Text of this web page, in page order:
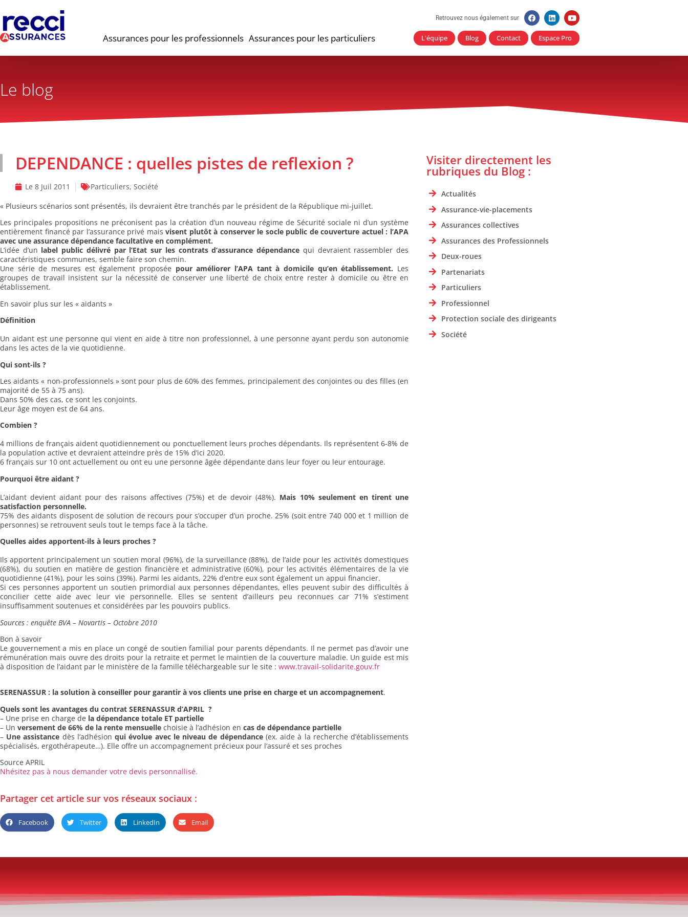
Assurances pour les professionnels Assurances pour les particuliers
Retrouvez nous également sur
L'équipe Blog Contact Espace Pro
Le blog
DEPENDANCE : quelles pistes de reflexion ?
Le 8 Juil 2011 Particuliers, Société
« Plusieurs scénarios sont présentés, ils devraient être tranchés par le président de la République mi-juillet.
Les principales propositions ne préconisent pas la création d’un nouveau régime de Sécurité sociale ni d’un système
entièrement financé par l’assurance privé maisvisent plutôt à conserver le socle public de couverture actuel : l’APA
avec une assurance dépendance facultative en complément.
L’idée d’un label public délivré par l’Etat sur les contrats d’assurance dépendance qui devraient rassembler des
caractéristiques communes, semble faire son chemin.
Une série de mesures est également proposée pour améliorer l’APA tant à domicile qu’en établissement. Les
groupes de travail insistent sur la nécessité de conserver une liberté de choix entre rester à domicile ou être en
établissement.
En savoir plus sur les « aidants »
Définition
Un aidant est une personne qui vient en aide à titre non professionnel, à une personne ayant perdu son autonomie
dans les actes de la vie quotidienne.
Qui sont-ils ?
Les aidants « non-professionnels » sont pour plus de 60% des femmes, principalement des conjointes ou des filles (en
majorité de 55 à 75 ans).
Dans 50% des cas, ce sont les conjoints.
Leur âge moyen est de 64 ans.
Combien ?
4 millions de français aident quotidiennement ou ponctuellement leurs proches dépendants. Ils représentent 6-8% de
la population active et devraient atteindre près de 15% d’ici 2020.
6 français sur 10 ont actuellement ou ont eu une personne âgée dépendante dans leur foyer ou leur entourage.
Pourquoi être aidant ?
L’aidant devient aidant pour des raisons affectives (75%) et de devoir (48%). Mais 10% seulement en tirent une
satisfaction personnelle.
75% des aidants disposent de solution de recours pour s’occuper d’un proche. 25% (soit entre 740 000 et 1 million de
personnes) se retrouvent seuls tout le temps face à la tâche.
Quelles aides apportent-ils à leurs proches ?
Ils apportent principalement un soutien moral (96%), de la surveillance (88%), de l’aide pour les activités domestiques
(68%), du soutien en matière de gestion financière et administrative (60%), pour les activités élémentaires de la vie
quotidienne (41%), pour les soins (39%). Parmi les aidants, 22% d’entre eux sont également un appui financier.
Si ces personnes apportent un soutien primordial aux personnes dépendantes, elles peuvent subir des difficultés à
concilier cette aide avec leur vie personnelle. Elles se sentent d’ailleurs peu reconnues car 71% s’estiment
insuffisamment soutenues et considérées par les pouvoirs publics.
Sources : enquête BVA – Novartis – Octobre 2010
Bon à savoir
Le gouvernement a mis en place un congé de soutien familial pour parents dépendants. Il ne permet pas d’avoir une
rémunération mais ouvre des droits pour la retraite et permet le maintien de la couverture maladie. Un guide est mis
à disposition de l’aidant par le ministère de la famille téléchargeable sur le site : www.travail-solidarite.gouv.fr
SERENASSUR : la solution à conseiller pour garantir à vos clients une prise en charge et un accompagnement.
Quels sont les avantages du contrat SERENASSUR d’APRIL ?
– Une prise en charge de la dépendance totale ET partielle
– Un versement de 66% de la rente mensuelle choisie à l’adhésion en cas de dépendance partielle
– Une assistance dès l’adhésionqui évolue avec le niveau de dépendance (ex. aide à la recherche d’établissements
spécialisés, ergothérapeute…). Elle offre un accompagnement précieux pour l’assuré et ses proches
Source APRIL
Nhésitez pas à nous demander votre devis personnallisé.
Partager cet article sur vos réseaux sociaux :
Facebook Twitter LinkedIn Email
Visiter directement les
rubriques du Blog :
Actualités
Assurance-vie-placements
Assurances collectives
Assurances des Professionnels
Deux-roues
Partenariats
Particuliers
Professionnel
Protection sociale des dirigeants
Société